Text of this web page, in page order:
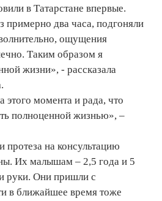
в Татарстане впервые.
примерно два часа, подгоняли
ощущения
Таким образом я
жизни», - рассказала
этого момента и рада, что
полноценной жизнью», –
протеза на консультацию
Их малышам – 2,5 года и 5
руки. Они пришли с
в ближайшее время тоже